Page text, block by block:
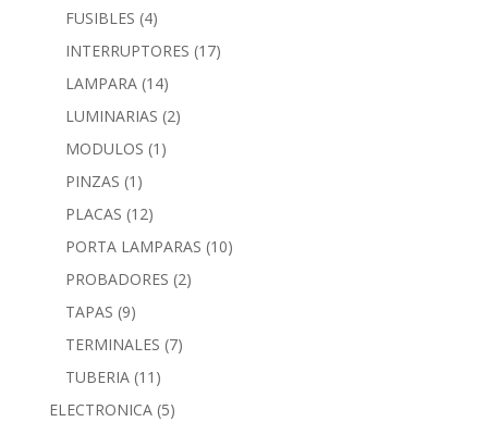
FUSIBLES (4)
INTERRUPTORES (17)
LAMPARA (14)
LUMINARIAS (2)
MODULOS (1)
PINZAS (1)
PLACAS (12)
PORTA LAMPARAS (10)
PROBADORES (2)
TAPAS (9)
TERMINALES (7)
TUBERIA (11)
ELECTRONICA (5)